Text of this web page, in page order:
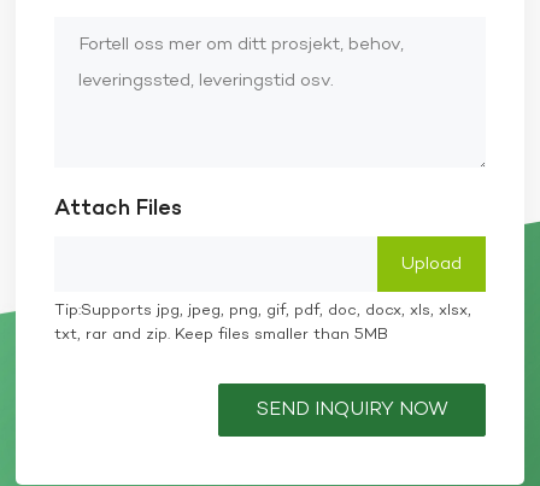
Attach Files
Tip:Supports jpg, jpeg, png, gif, pdf, doc, docx, xls, xlsx,
txt, rar and zip. Keep files smaller than 5MB
SEND INQUIRY NOW